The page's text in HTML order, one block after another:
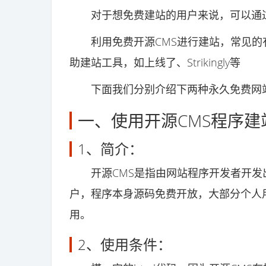
对于想免费建站的用户来说，可以通
利用免费开源CMS进行建站，常见的
助建站工具，如上线了、Strikingly等
下面我们分别介绍下两种永久免费网
一、使用开源CMS程序建
1、简介：
开源CMS是指由网站程序开发者开发
户，程序本身源码免费开放，大部分个
用。
2、使用条件：